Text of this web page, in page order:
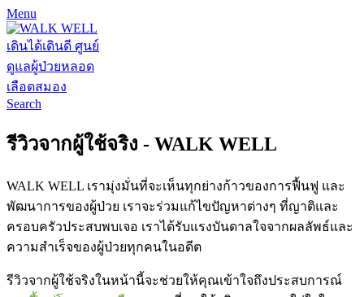
Menu
Search
รีวิวจากผู้ใช้จริง - WALK WELL
WALK WELL เรามุ่งมั่นที่จะเห็นทุกย่างก้าวของการฟื้นฟู และ
พัฒนาการของผู้ป่วย เราจะร่วมแก้ไขปัญหาต่างๆ ที่ญาติและ
ครอบครัวประสบพบเจอ เราได้รับแรงบันดาลใจจากผลลัพธ์และ
ความสำเร็จของผู้ป่วยทุกคนในอดีต
รีวิวจากผู้ใช้จริงในหน้านี้จะช่วยให้คุณเข้าใจถึงประสบการณ์